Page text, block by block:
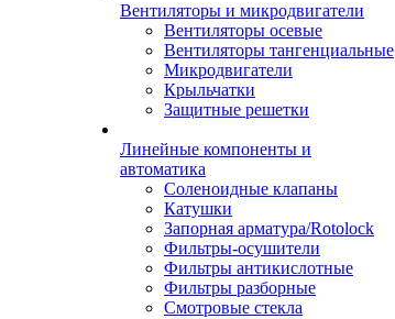
Вентиляторы и микродвигатели
Вентиляторы осевые
Вентиляторы тангенциальные
Микродвигатели
Крыльчатки
Защитные решетки
Линейные компоненты и
автоматика
Соленоидные клапаны
Катушки
Запорная арматура/Rotolock
Фильтры-осушители
Фильтры антикислотные
Фильтры разборные
Смотровые стекла